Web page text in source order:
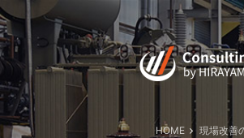
HOME 現場改善